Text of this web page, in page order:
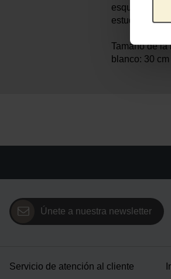
esqueletos
estudiar la
Tamaño de la
blanco: 30
Únete a nuestra newsletter
Servicio de atención al cliente